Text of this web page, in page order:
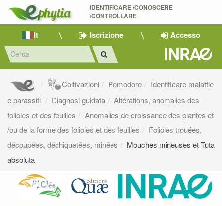
IDENTIFICARE /CONOSCERE
/CONTROLLARE
It Iscrizione Accesso
Coltivazioni Pomodoro
Identificare malattie
e parassiti
Diagnosi guidata
Altérations, anomalies des
folioles et des feuilles
Anomalies de croissance des plantes et
/ou de la forme des folioles et des feuilles
Folioles trouées,
découpées, déchiquetées, minées
Mouches mineuses et Tuta
absoluta